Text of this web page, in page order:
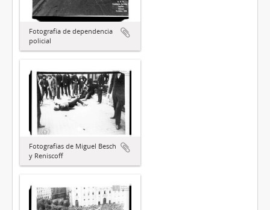
Fotografía de dependencia
policial
Fotografías de Miguel Besch
y Reniscoff